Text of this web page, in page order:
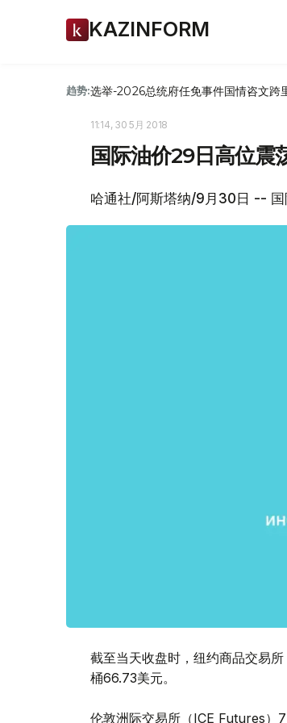
KAZINFORM
趋势:选举-2026总统府任免事件国情咨文跨
11:14, 30 5月 2018
国际油价29日高位震
哈通社/阿斯塔纳/9月30日 -- 国
截至当天收盘时，纽约商品交易
桶66.73美元。
伦敦洲际交易所（ICE Futures）